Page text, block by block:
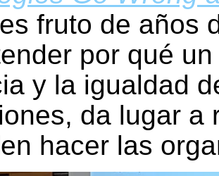
fruto de años
por qué
y la igualdad
da lugar a
hacer las